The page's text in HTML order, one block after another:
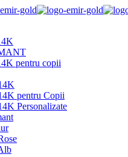
pentru copii
pentru Copii
Personalizate